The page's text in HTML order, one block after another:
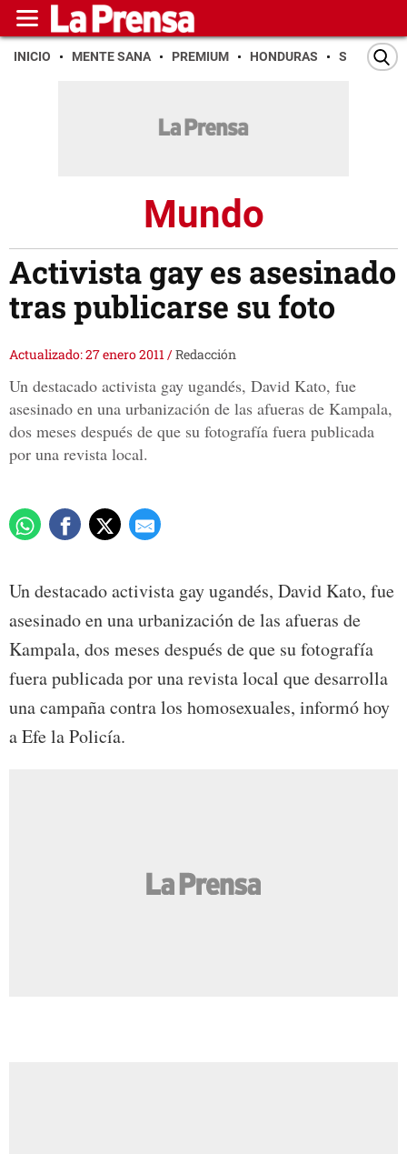
INICIO MENTE SANA PREMIUM HONDURAS SAN PEDRO
Mundo
Activista gay es asesinado
tras publicarse su foto
Actualizado: 27 enero 2011/Redacción
Un destacado activista gay ugandés, David Kato, fue
asesinado en una urbanización de las afueras de Kampala,
dos meses después de que su fotografía fuera publicada
por una revista local.
Un destacado activista gay ugandés, David Kato, fue
asesinado en una urbanización de las afueras de
Kampala, dos meses después de que su fotografía
fuera publicada por una revista local que desarrolla
una campaña contra los homosexuales, informó hoy
a Efe la Policía.